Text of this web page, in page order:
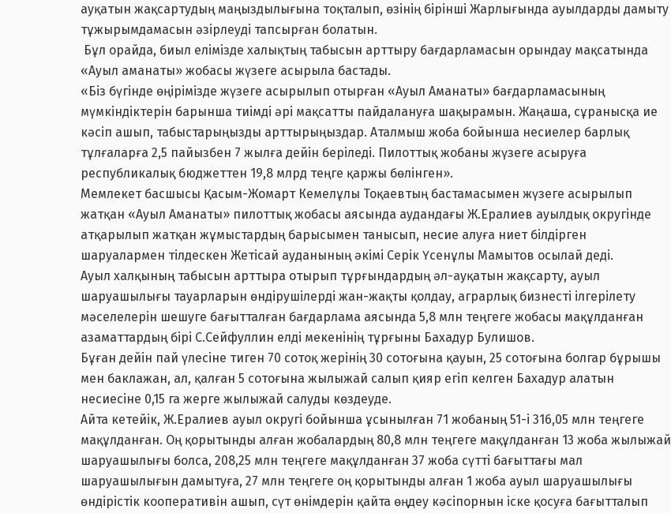
ауқатын жақсартудың маңыздылығына тоқталып, өзінің бірінші Жарлығында ауылдарды дамыту
тұжырымдамасын әзірлеуді тапсырған болатын.
Бұл орайда, биыл елімізде халықтың табысын арттыру бағдарламасын орындау мақсатында
«Ауыл аманаты» жобасы жүзеге асырыла бастады.
«Біз бүгінде өңірімізде жүзеге асырылып отырған «Ауыл Аманаты» бағдарламасының
мүмкіндіктерін барынша тиімді әрі мақсатты пайдалануға шақырамын. Жаңаша, сұранысқа ие
кәсіп ашып, табыстарыңызды арттырыңыздар. Аталмыш жоба бойынша несиелер барлық
тұлғаларға 2,5 пайызбен 7 жылға дейін беріледі. Пилоттық жобаны жүзеге асыруға
республикалық бюджеттен 19,8 млрд теңге қаржы бөлінген».
Мемлекет басшысы Қасым-Жомарт Кемелұлы Тоқаевтың бастамасымен жүзеге асырылып
жатқан «Ауыл Аманаты» пилоттық жобасы аясында аудандағы Ж.Ералиев ауылдық округінде
атқарылып жатқан жұмыстардың барысымен танысып, несие алуға ниет білдірген
шаруалармен тілдескен Жетісай ауданының әкімі Серік Үсенұлы Мамытов осылай деді.
Ауыл халқының табысын арттыра отырып тұрғындардың әл-ауқатын жақсарту, ауыл
шаруашылығы тауарларын өндірушілерді жан-жақты қолдау, аграрлық бизнесті ілгерілету
мәселелерін шешуге бағытталған бағдарлама аясында 5,8 млн теңгеге жобасы мақұлданған
азаматтардың бірі С.Сейфуллин елді мекенінің тұрғыны Бахадур Булишов.
Бұған дейін пай үлесіне тиген 70 сотоқ жерінің 30 сотоғына қауын, 25 сотоғына болгар бұрышы
мен баклажан, ал, қалған 5 сотоғына жылыжай салып қияр егіп келген Бахадур алатын
несиесіне 0,15 га жерге жылыжай салуды көздеуде.
Айта кетейік, Ж.Ералиев ауыл округі бойынша ұсынылған 71 жобаның 51-і 316,05 млн теңгеге
мақұлданған. Оң қорытынды алған жобалардың 80,8 млн теңгеге мақұлданған 13 жоба жылыжай
шаруашылығы болса, 208,25 млн теңгеге мақұлданған 37 жоба сүтті бағыттағы мал
шаруашылығын дамытуға, 27 млн теңгеге оң қорытынды алған 1 жоба ауыл шаруашылығы
өндірістік кооперативін ашып, сүт өнімдерін қайта өңдеу кәсіпорнын іске қосуға бағытталып